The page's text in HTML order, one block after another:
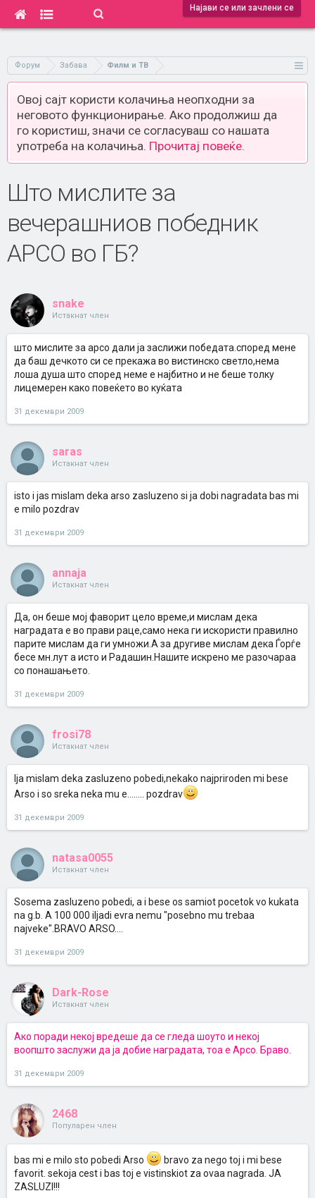
Најави се или зачлени се
Форум Забава Филм и ТВ
Овој сајт користи колачиња неопходни за
неговото функционирање. Ако продолжиш да
го користиш, значи се согласуваш со нашата
употреба на колачиња. Прочитај повеќе.
Што мислите за
вечерашниов победник
АРСО во ГБ?
snake
Истакнат член
што мислите за арсо дали ја заслижи победата.според мене
да баш дечкото си се прекажа во вистинско светло,нема
лоша душа што според неме е најбитно и не беше толку
лицемерен како повеќето во куќата
31 декември 2009
saras
Истакнат член
isto i jas mislam deka arso zasluzeno si ja dobi nagradata bas mi
e milo pozdrav
31 декември 2009
annaja
Истакнат член
Да, он беше мој фаворит цело време,и мислам дека
наградата е во прави раце,само нека ги искористи правилно
парите мислам да ги умножи.А за другиве мислам дека Ѓорѓе
бесе мн.лут а исто и Радашин.Нашите искрено ме разочараа
со понашањето.
31 декември 2009
frosi78
Истакнат член
Ija mislam deka zasluzeno pobedi,nekako najpriroden mi bese
Arso i so sreka neka mu e........ pozdrav
31 декември 2009
natasa0055
Истакнат член
Sosema zasluzeno pobedi, a i bese os samiot pocetok vo kukata
na g.b. A 100 000 iljadi evra nemu "posebno mu trebaa
najveke".BRAVO ARSO....
31 декември 2009
Dark-Rose
Истакнат член
Ако поради некој вредеше да се гледа шоуто и некој
воопшто заслужи да ја добие наградата, тоа е Арсо. Браво.
31 декември 2009
2468
Популарен член
bas mi e milo sto pobedi Arso
bravo za nego toj i mi bese
favorit. sekoja cest i bas toj e vistinskiot za ovaa nagrada. JA
ZASLUZI!!!